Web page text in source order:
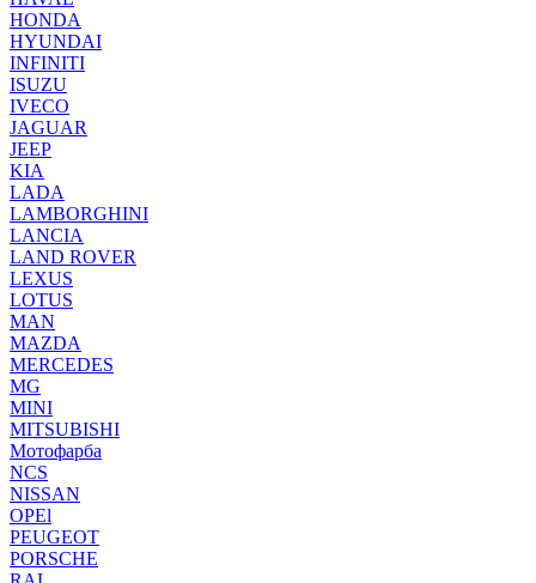
HONDA
HYUNDAI
INFINITI
ISUZU
IVECO
JAGUAR
JEEP
KIA
LADA
LAMBORGHINI
LANCIA
LAND ROVER
LEXUS
LOTUS
MAN
MAZDA
MERCEDES
MG
MINI
MITSUBISHI
Мотофарба
NCS
NISSAN
OPEl
PEUGEOT
PORSCHE